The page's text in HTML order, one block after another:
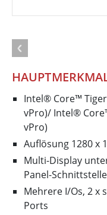
Intel® Core™
vPro)/ Intel®
vPro)
Auflösung 1280 x
Multi-Display
Panel-Schnittstelle
Mehrere I/Os, 2 x
Ports